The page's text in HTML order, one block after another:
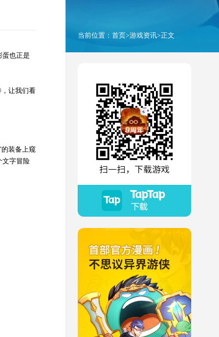
当前位置： 首页>游戏资讯>正文
也正是
让我们看
装备上窥
文字冒险
扫一扫，下载游戏